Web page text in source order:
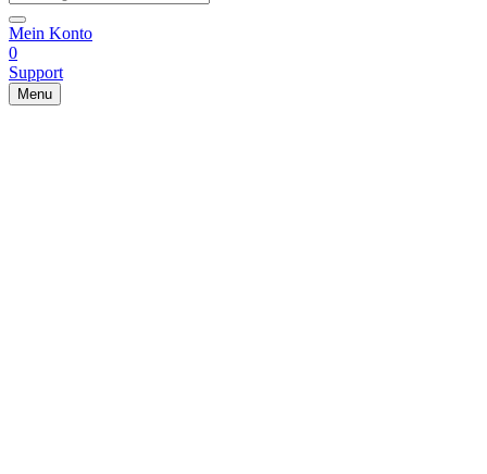
Mein Konto
0
Support
Menu